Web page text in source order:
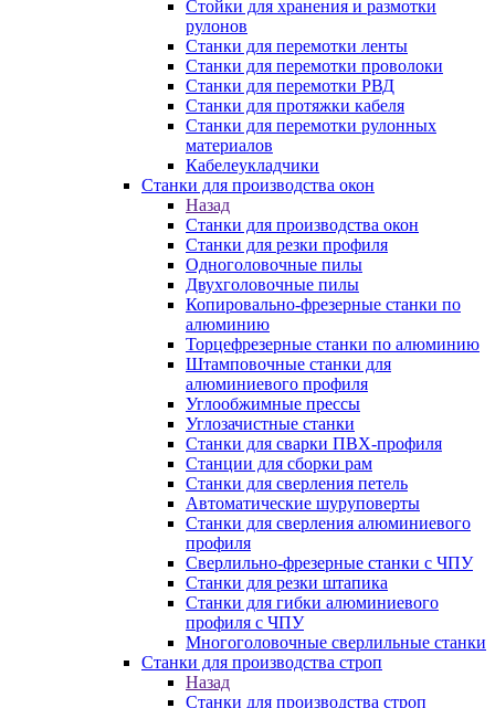
Стойки для хранения и размотки
рулонов
Станки для перемотки ленты
Станки для перемотки проволоки
Станки для перемотки РВД
Станки для протяжки кабеля
Станки для перемотки рулонных
материалов
Кабелеукладчики
Станки для производства окон
Назад
Станки для производства окон
Станки для резки профиля
Одноголовочные пилы
Двухголовочные пилы
Копировально-фрезерные станки по
алюминию
Торцефрезерные станки по алюминию
Штамповочные станки для
алюминиевого профиля
Углообжимные прессы
Углозачистные станки
Станки для сварки ПВХ-профиля
Станции для сборки рам
Станки для сверления петель
Автоматические шуруповерты
Станки для сверления алюминиевого
профиля
Сверлильно-фрезерные станки с ЧПУ
Станки для резки штапика
Станки для гибки алюминиевого
профиля с ЧПУ
Многоголовочные сверлильные станки
Станки для производства строп
Назад
Станки для производства строп